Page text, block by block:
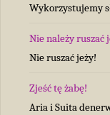
Wykorzystujemy
Nie należy ruszać
Nie ruszać jeży!
Zjeść tę żabę!
Aria i Suita